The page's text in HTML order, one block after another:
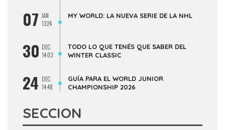
07 JAN
13:24
MY WORLD: LA NUEVA SERIE DE LA NHL
30 DEC
14:03
TODO LO QUE TENÉS QUE SABER DEL
WINTER CLASSIC
24 DEC
14:48
GUÍA PARA EL WORLD JUNIOR
CHAMPIONSHIP 2026
SECCION